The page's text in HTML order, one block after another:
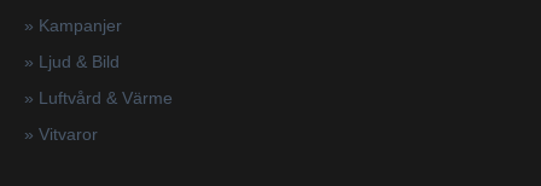
» Kampanjer
» Ljud & Bild
» Luftvård & Värme
» Vitvaror